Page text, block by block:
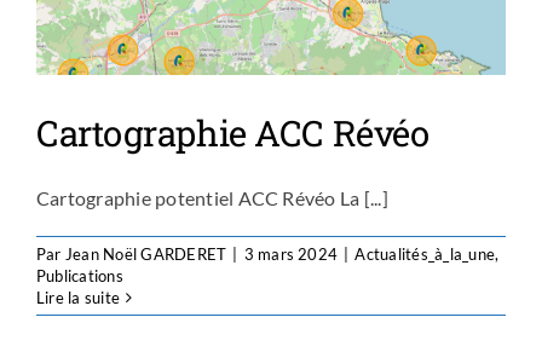
Cartographie ACC Révéo
Cartographie potentiel ACC Révéo La [...]
Par Jean Noël GARDERET 3 mars 2024 Actualités_à_la_une,
Publications
Lire la suite